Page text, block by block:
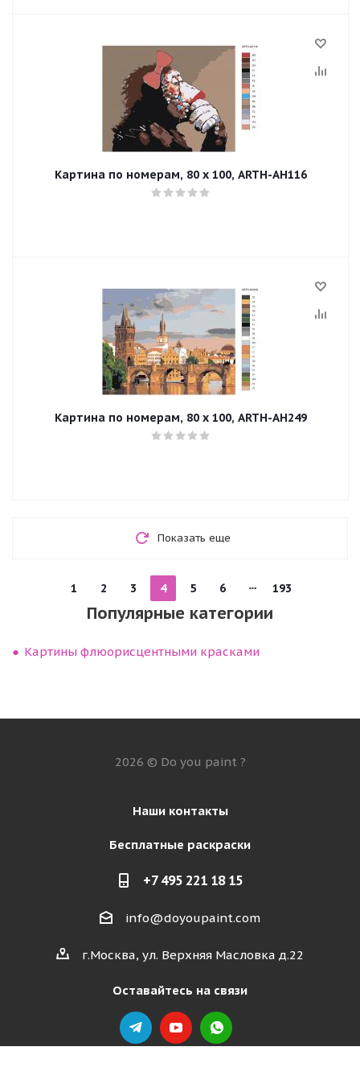
Картина по номерам, 80 x 100, ARTH-AH116
Картина по номерам, 80 x 100, ARTH-AH249
Показать еще
1 2 3 4 5 6 193
Популярные категории
Картины флюорисцентными красками
2026 © Do you paint ?
Наши контакты
Бесплатные раскраски
+7 495 221 18 15
info@doyoupaint.com
г.Москва, ул. Верхняя Масловка д.22
Оставайтесь на связи